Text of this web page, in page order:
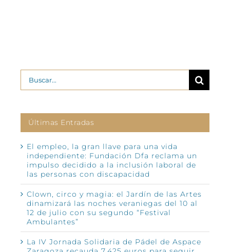
Buscar:
Últimas Entradas
El empleo, la gran llave para una vida
independiente: Fundación Dfa reclama un
impulso decidido a la inclusión laboral de
las personas con discapacidad
Clown, circo y magia: el Jardín de las Artes
dinamizará las noches veraniegas del 10 al
12 de julio con su segundo “Festival
Ambulantes”
La IV Jornada Solidaria de Pádel de Aspace